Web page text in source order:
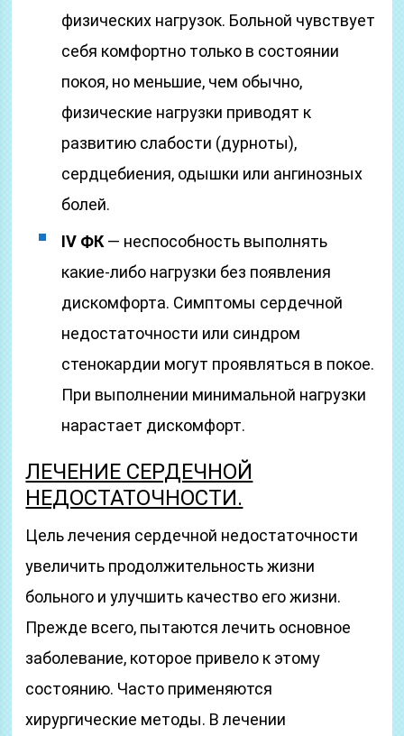
физических нагрузок. Больной чувствует
себя комфортно только в состоянии
покоя, но меньшие, чем обычно,
физические нагрузки приводят к
развитию слабости (дурноты),
сердцебиения, одышки или ангинозных
болей.
IV ФК — неспособность выполнять
какие-либо нагрузки без появления
дискомфорта. Симптомы сердечной
недостаточности или синдром
стенокардии могут проявляться в покое.
При выполнении минимальной нагрузки
нарастает дискомфорт.
ЛЕЧЕНИЕ СЕРДЕЧНОЙ
НЕДОСТАТОЧНОСТИ.
Цель лечения сердечной недостаточности
увеличить продолжительность жизни
больного и улучшить качество его жизни.
Прежде всего, пытаются лечить основное
заболевание, которое привело к этому
состоянию. Часто применяются
хирургические методы. В лечении